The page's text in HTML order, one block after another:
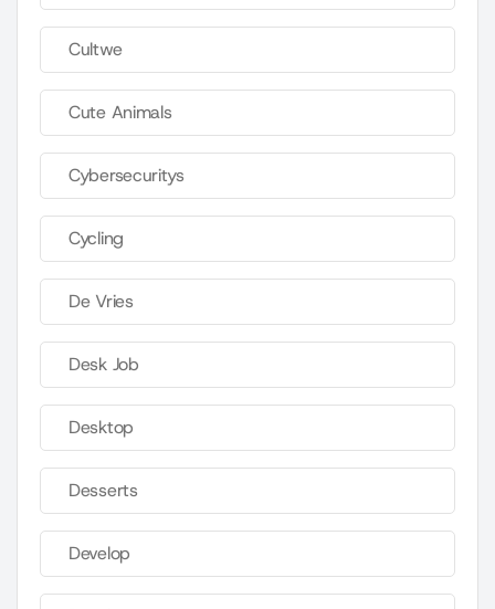
Cultwe
Cute Animals
Cybersecuritys
Cycling
De Vries
Desk Job
Desktop
Desserts
Develop